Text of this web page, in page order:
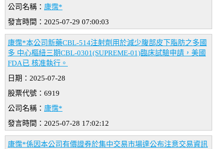
公司名稱： 康霈*
發言時間：2025-07-29 07:00:03
康霈*本公司新藥CBL-514注射劑用於減少腹部皮下脂肪之多國
多 中心樞紐三期CBL-0301(SUPREME-01)臨床試驗申請，美國
FDA已 核准執行。
日期：2025-07-28
股票代號：6919
公司名稱： 康霈*
發言時間：2025-07-28 17:02:12
康霈*係因本公司有價證券於集中交易市場達公布注意交易資訊